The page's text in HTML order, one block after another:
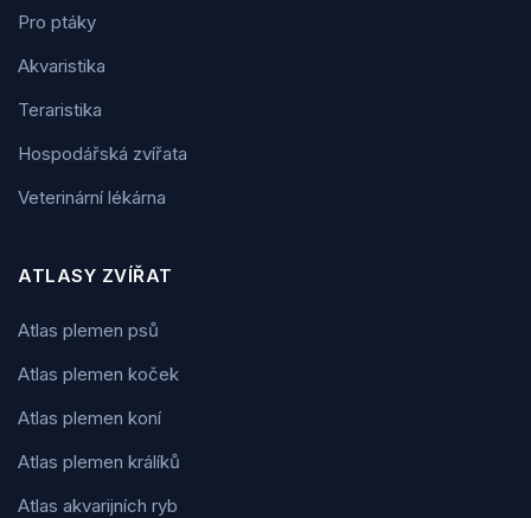
Pro ptáky
Akvaristika
Teraristika
Hospodářská zvířata
Veterinární lékárna
ATLASY ZVÍŘAT
Atlas plemen psů
Atlas plemen koček
Atlas plemen koní
Atlas plemen králíků
Atlas akvarijních ryb